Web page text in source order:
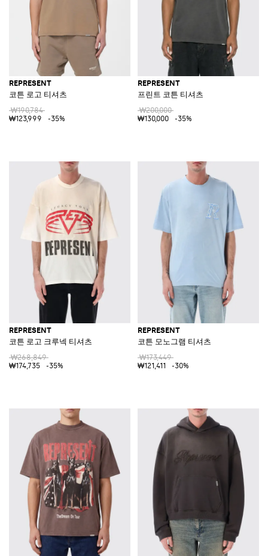
REPRESENT
코튼 로고 티셔츠
₩190,784
₩123,999
-35%
REPRESENT
프린트 코튼 티셔츠
₩200,000
₩130,000
-35%
REPRESENT
코튼 로고 크루넥 티셔츠
₩268,849
₩174,735
-35%
REPRESENT
코튼 모노그램 티셔츠
₩173,449
₩121,411
-30%